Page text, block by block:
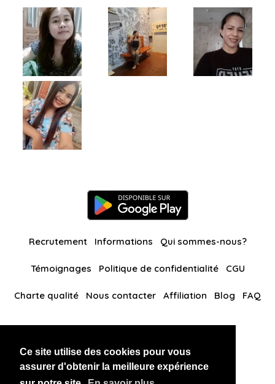
Ce site utilise des cookies pour vous
assurer d'obtenir la meilleure expérience
Recrutement Informations Qui sommes-nous?
Témoignages Politique de confidentialité CGU
Charte qualité Nous contacter Affiliation Blog FAQ
BlackAndBeauties RussianKisses